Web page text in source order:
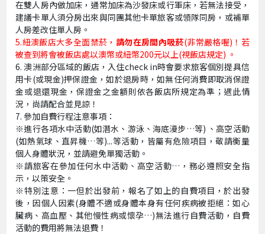
在雙人房內做加床，通常加床為沙發床或行軍床，若無法接受，
建議卡單人須分房出來與同團其他卡單旅客或領隊同房，或補單
人房差改住單人房。
5.紐澳飯店大多全面禁菸， 請勿在房間內吸菸(非常嚴格喔)！若
被查到將會被飯店處以澳幣或紐幣200元以上(視飯店規定) 。
6. 澳洲部分區域的飯店，入住check in時會要求旅客個別提具信
用卡(或現金)押保證金，如於退房時，如無任何消費即取消保證
金或退還現金，保證金之金額則依各飯店所規定為準；遇此情
況，尚請配合並見諒！
7. 參加自費行程注意事項：
※進行各項水中活動(如潛水、游泳、海底漫步…等) 、高空活動
(如熱氣球、直昇機…等)...等活動，皆屬有危險項目，敬請衡量
個人身體狀況，並請避免單獨活動。
※請旅客在參加任何水中活動、高空活動…，務必遵照安全指
示，以策安全。
※特別注意：一但於出發前，報名了如上的自費項目，於出發
後，因個人因素(身體不適或身體本身有任何疾病被拒絕：如心
臟病、高血壓、其他慢性病或懷孕…)無法進行自費活動，自費
活動的費用將無法退費！